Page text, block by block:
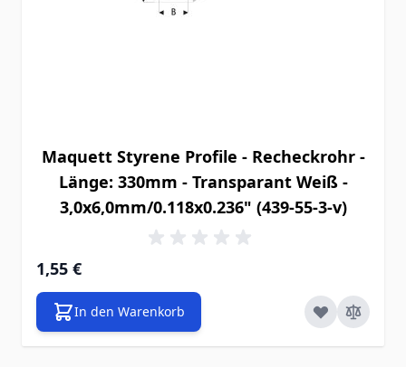
Maquett Styrene Profile - Recheckrohr -
Länge: 330mm - Transparant Weiß -
3,0x6,0mm/0.118x0.236" (439-55-3-v)
1,55 €
In den Warenkorb